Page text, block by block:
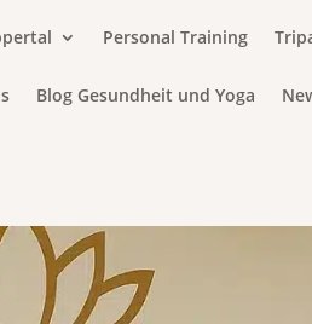
Personal Training
Blog Gesundheit und Yoga